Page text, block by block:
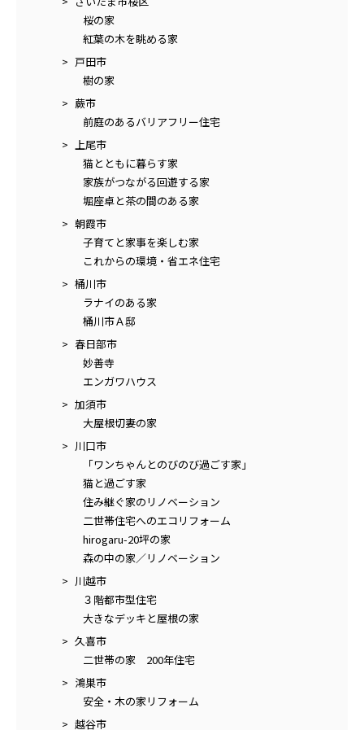
桜の家
紅葉の木を眺める家
戸田市
樹の家
蕨市
前庭のあるバリアフリー住宅
上尾市
猫とともに暮らす家
家族がつながる回遊する家
堀座卓と茶の間のある家
朝霞市
子育てと家事を楽しむ家
これからの環境・省エネ住宅
桶川市
ラナイのある家
桶川市Ａ邸
春日部市
妙善寺
エンガワハウス
加須市
大屋根切妻の家
川口市
「ワンちゃんとのびのび過ごす家」
猫と過ごす家
住み継ぐ家のリノベーション
二世帯住宅へのエコリフォーム
hirogaru-20坪の家
森の中の家／リノベーション
川越市
３階都市型住宅
大きなデッキと屋根の家
久喜市
二世帯の家 200年住宅
鴻巣市
安全・木の家リフォーム
越谷市